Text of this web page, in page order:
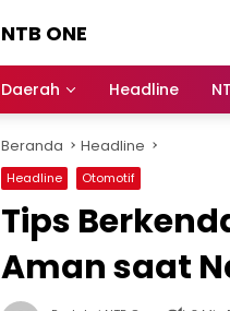
NTB ONE
dan
Berita
Lombok
Daerah Headline
Beranda Headline
Headline Otomotif
Tips
Aman saat